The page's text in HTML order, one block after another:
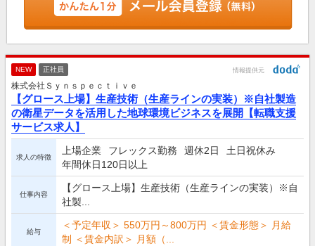
NEW 正社員 情報提供元
株式会社Ｓｙｎｓｐｅｃｔｉｖｅ
【グロース上場】生産技術（生産ラインの実装）※自社製造
の衛星データを活用した地球環境ビジネスを展開【転職支援
サービス求人】
求人の特徴
上場企業 フレックス勤務 週休2日
土日祝休み
年間休日120日以上
仕事内容
【グロース上場】生産技術（生産ラインの実装）※自
社製...
給与
＜予定年収＞ 550万円～800万円 ＜賃金形態＞ 月給
制 ＜賃金内訳＞ 月額（...